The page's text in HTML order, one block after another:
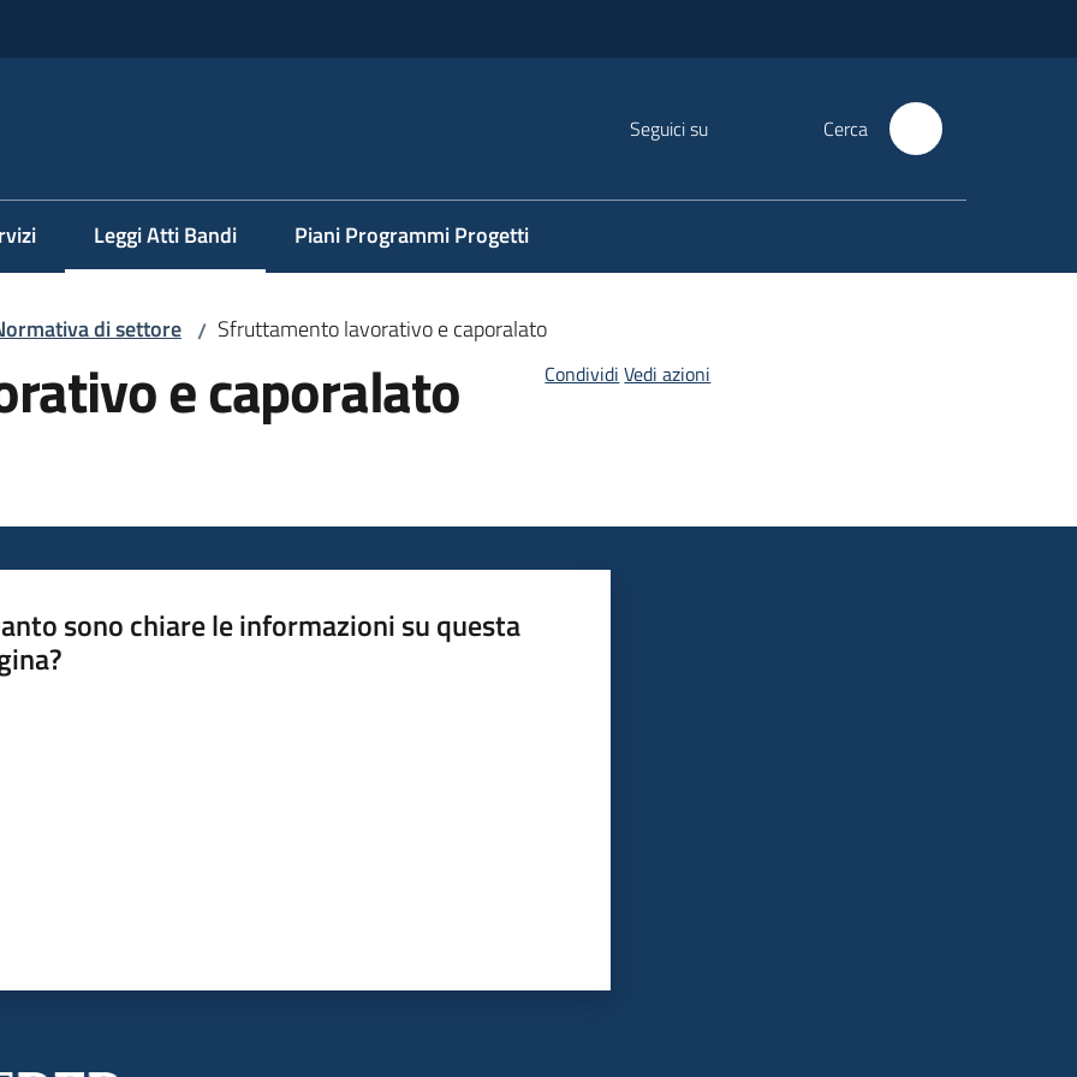
Seguici su Cerca
Leggi Atti Bandi
Menu selezionato Piani Programmi Progetti
di settore / Sfruttamento lavorativo e caporalato
e caporalato Condividi Vedi azioni
sono chiare le informazioni su questa